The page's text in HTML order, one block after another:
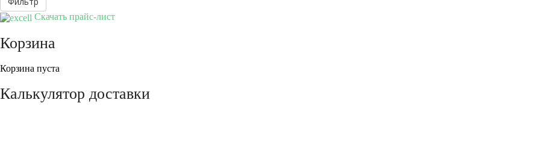
Скачать прайс-лист
Корзина
Корзина пуста
Калькулятор доставки